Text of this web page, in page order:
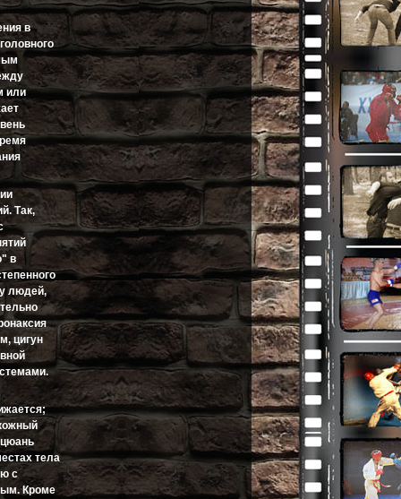
в
или
Так,
в
у людей,
цигун
цюань
тела
с
Кроме